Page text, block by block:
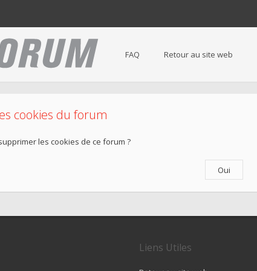
FAQ Retour au site web
cookies du forum
les cookies de ce forum ?
Liens Utiles